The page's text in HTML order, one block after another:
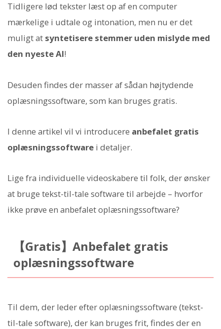
Tidligere lød tekster læst op af en computer
mærkelige i udtale og intonation, men nu er det
muligt at syntetisere stemmer uden mislyde med
den nyeste AI!
Desuden findes der masser af sådan højtydende
oplæsningssoftware, som kan bruges gratis.
I denne artikel vil vi introducere anbefalet gratis
oplæsningssoftware i detaljer.
Lige fra individuelle videoskabere til folk, der ønsker
at bruge tekst-til-tale software til arbejde – hvorfor
ikke prøve en anbefalet oplæsningssoftware?
【Gratis】Anbefalet gratis
oplæsningssoftware
Til dem, der leder efter oplæsningssoftware (tekst-
til-tale software), der kan bruges frit, findes der en